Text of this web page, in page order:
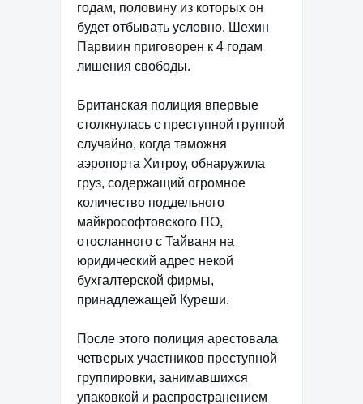
годам, половину из которых он
будет отбывать условно. Шехин
Парвиин приговорен к 4 годам
лишения свободы.
Британская полиция впервые
столкнулась с преступной группой
случайно, когда таможня
аэропорта Хитроу, обнаружила
груз, содержащий огромное
количество поддельного
майкрософтовского ПО,
отосланного с Тайваня на
юридический адрес некой
бухгалтерской фирмы,
принадлежащей Куреши.
После этого полиция арестовала
четверых участников преступной
группировки, занимавшихся
упаковкой и распространением